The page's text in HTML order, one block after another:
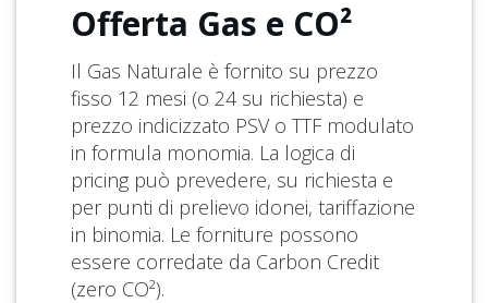
Offerta Gas e CO²
Il Gas Naturale è fornito su prezzo
fisso 12 mesi (o 24 su richiesta) e
prezzo indicizzato PSV o TTF modulato
in formula monomia. La logica di
pricing può prevedere, su richiesta e
per punti di prelievo idonei, tariffazione
in binomia. Le forniture possono
essere corredate da Carbon Credit
(zero CO²).